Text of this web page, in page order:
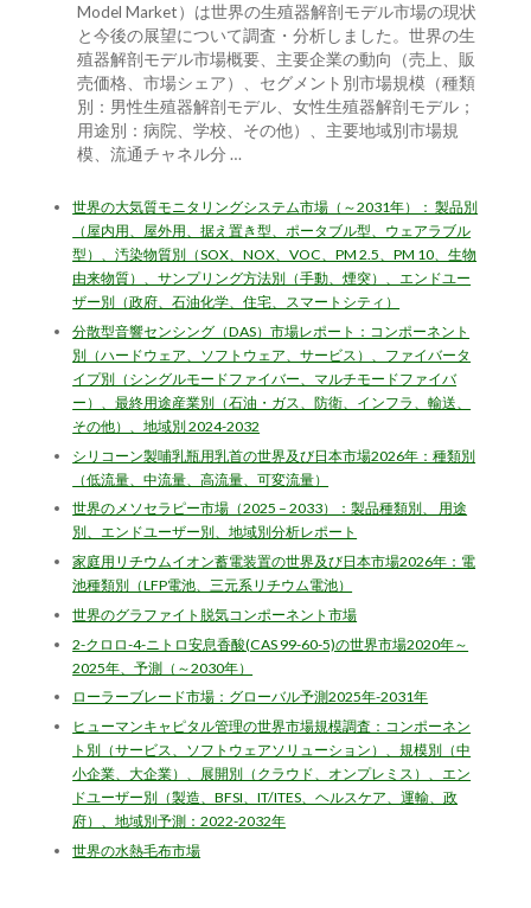
Model Market）は世界の生殖器解剖モデル市場の現状
と今後の展望について調査・分析しました。世界の生
殖器解剖モデル市場概要、主要企業の動向（売上、販
売価格、市場シェア）、セグメント別市場規模（種類
別：男性生殖器解剖モデル、女性生殖器解剖モデル；
用途別：病院、学校、その他）、主要地域別市場規
模、流通チャネル分 …
世界の大気質モニタリングシステム市場（～2031年）： 製品別
（屋内用、屋外用、据え置き型、ポータブル型、ウェアラブル
型）、汚染物質別（SOX、NOX、VOC、PM 2.5、PM 10、生物
由来物質）、サンプリング方法別（手動、煙突）、エンドユー
ザー別（政府、石油化学、住宅、スマートシティ）
分散型音響センシング（DAS）市場レポート：コンポーネント
別（ハードウェア、ソフトウェア、サービス）、ファイバータ
イプ別（シングルモードファイバー、マルチモードファイバ
ー）、最終用途産業別（石油・ガス、防衛、インフラ、輸送、
その他）、地域別 2024-2032
シリコーン製哺乳瓶用乳首の世界及び日本市場2026年：種類別
（低流量、中流量、高流量、可変流量）
世界のメソセラピー市場（2025 – 2033）：製品種類別、 用途
別、エンドユーザー別、地域別分析レポート
家庭用リチウムイオン蓄電装置の世界及び日本市場2026年：電
池種類別（LFP電池、三元系リチウム電池）
世界のグラファイト脱気コンポーネント市場
2-クロロ-4-ニトロ安息香酸(CAS 99-60-5)の世界市場2020年～
2025年、予測（～2030年）
ローラーブレード市場：グローバル予測2025年-2031年
ヒューマンキャピタル管理の世界市場規模調査：コンポーネン
ト別（サービス、ソフトウェアソリューション）、規模別（中
小企業、大企業）、展開別（クラウド、オンプレミス）、エン
ドユーザー別（製造、BFSI、IT/ITES、ヘルスケア、運輸、政
府）、地域別予測：2022-2032年
世界の水熱毛布市場